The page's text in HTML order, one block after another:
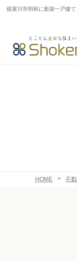
寝屋川市明和に新築一戸建
HOME 不